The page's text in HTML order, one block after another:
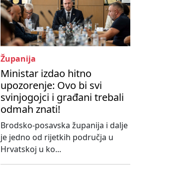
Županija
Ministar izdao hitno
upozorenje: Ovo bi svi
svinjogojci i građani trebali
odmah znati!
Brodsko-posavska županija i dalje
je jedno od rijetkih područja u
Hrvatskoj u ko...